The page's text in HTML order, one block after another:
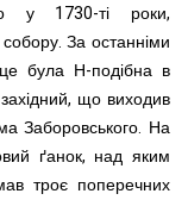
у 1730-ті роки,
За останніми
була Н-подібна в
що виходив
Заборовського. На
ґанок, над яким
троє поперечних